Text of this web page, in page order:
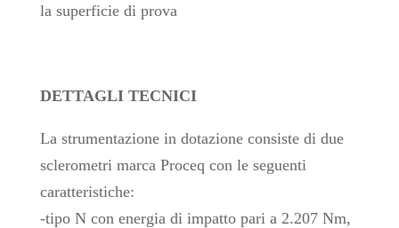
la superficie di prova
DETTAGLI TECNICI
La strumentazione in dotazione consiste di due
sclerometri marca Proceq con le seguenti
caratteristiche:
-tipo N con energia di impatto pari a 2.207 Nm,